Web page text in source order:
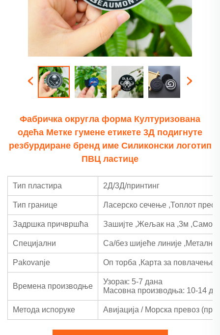
Фабричка округла форма Културизована
одећа Метке гумене етикете 3Д подигнуте
резбурдиране бренд име Силиконски логотип
ПВЦ ластице
Тип пластира 2Д/3Д/принтинг
Тип границе Ласерско сечење ,Топлот
Задршка причвршћа Зашијте ,Жељак на ,3м ,
Специјални Са/без шијеће линије ,Метални
Pakovanje Оп торба ,Карта за повлачење
Времена производње
Узорак: 5-7 дана
Масовна производња: 10-14
Метода испоруке Авијација / Морска превоз